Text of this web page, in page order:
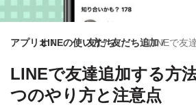
動
アプリオLINEの使い方友だち友だち追加LINEで友
LINEで友達追加する方
つのやり方と注意点